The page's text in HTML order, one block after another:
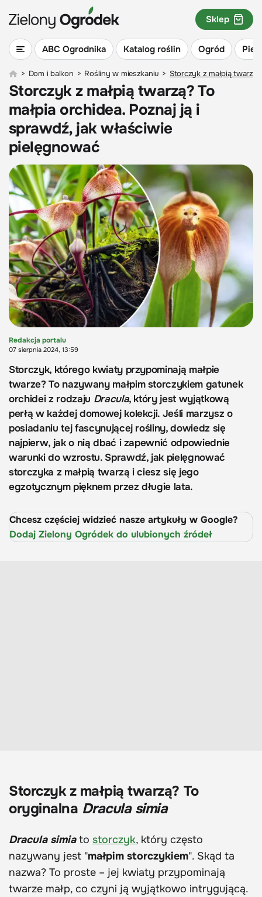
ABC Ogrodnika Katalog roślin Ogród
Sklep
> Dom i balkon > Rośliny w mieszkaniu > Storczyk z małpią
Storczyk z małpią twarzą? To
małpia orchidea. Poznaj ją i
sprawdź, jak właściwie
pielęgnować
Redakcja portalu
07 sierpnia 2024, 13:59
Storczyk, którego kwiaty przypominają małpie
twarze? To nazywany małpim storczykiem gatunek
orchidei z rodzaju Dracula, który jest wyjątkową
perłą w każdej domowej kolekcji. Jeśli marzysz o
posiadaniu tej fascynującej rośliny, dowiedz się
najpierw, jak o nią dbać i zapewnić odpowiednie
warunki do wzrostu. Sprawdź, jak pielęgnować
storczyka z małpią twarzą i ciesz się jego
egzotycznym pięknem przez długie lata.
Chcesz częściej widzieć nasze artykuły w Google?
Dodaj Zielony Ogródek do ulubionych źródeł
Storczyk z małpią twarzą? To
oryginalna Dracula simia
Dracula simiato storczyk, który często
nazywany jest "małpim storczykiem". Skąd ta
nazwa? To proste – jej kwiaty przypominają
twarze małp, co czyni ją wyjątkowo intrygującą.